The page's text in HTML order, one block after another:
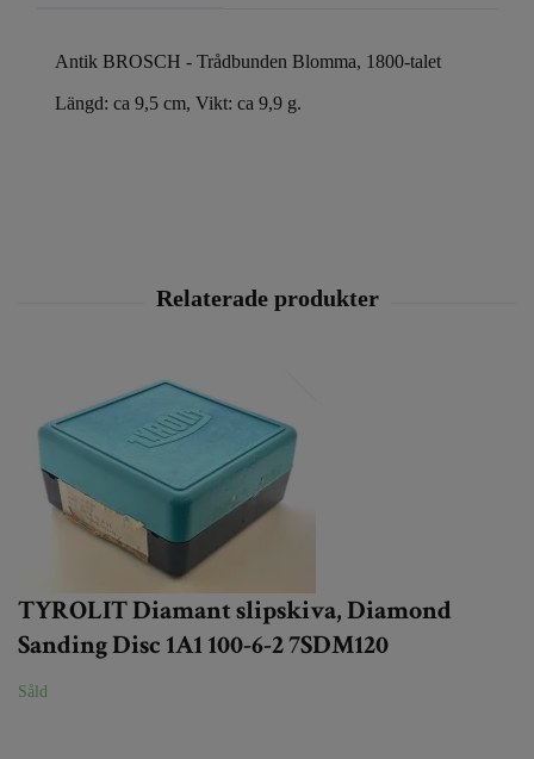
Antik BROSCH - Trådbunden Blomma, 1800-talet
Längd: ca 9,5 cm, Vikt: ca 9,9 g.
TYROLIT Diamant slipskiva, Diamond
Sanding Disc 1A1 100-6-2 7SDM120
Såld